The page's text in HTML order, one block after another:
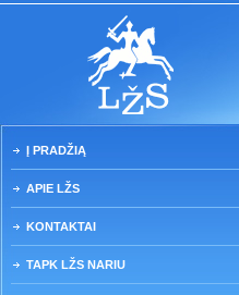
Į PRADŽIĄ
APIE LŽS
KONTAKTAI
TAPK LŽS NARIU